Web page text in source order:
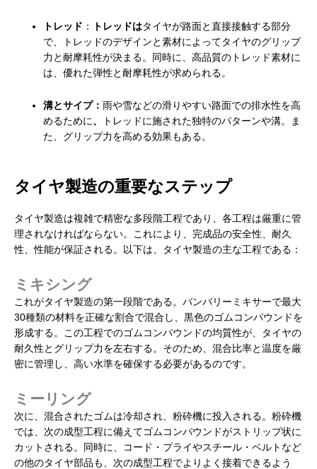
トレッド ： トレッドはタイヤが路面と直接接触する部分
で、トレッドのデザインと素材によってタイヤのグリップ
力と耐摩耗性が決まる。同時に、高品質のトレッド素材に
は、優れた弾性と耐摩耗性が求められる。
溝とサイプ：雨や雪などの滑りやすい路面での排水性を高
めるために 、
トレッドに施された独特のパターンや溝。ま
た、グリップ力を高める効果もある。
タイヤ製造の重要なステップ
タイヤ製造は複雑で精密な多段階工程であり、各工程は厳重に管
理されなければならない。これにより、完成品の安全性、耐久
性、性能が保証される。以下は、タイヤ製造の主な工程である：
ミキシング
これがタイヤ製造の第一段階である。バンバリーミキサーで最大
30種類の材料を正確な割合で混合し、黒色のゴムコンパウンドを
形成する。この工程でのゴムコンパウンドの均質性が、タイヤの
耐久性とグリップ力を左右する。そのため、混合比率と温度を厳
密に管理し、高い水準を確保する必要があるのです。
ミーリング
次に、混合されたゴムは冷却され、粉砕機に投入される。粉砕機
では、次の成型工程に備えてゴムコンパウンドがストリップ状に
カットされる。同時に、コード・プライやスチール・ベルトなど
の他のタイヤ部品も、次の成型工程でよりよく接着できるよう